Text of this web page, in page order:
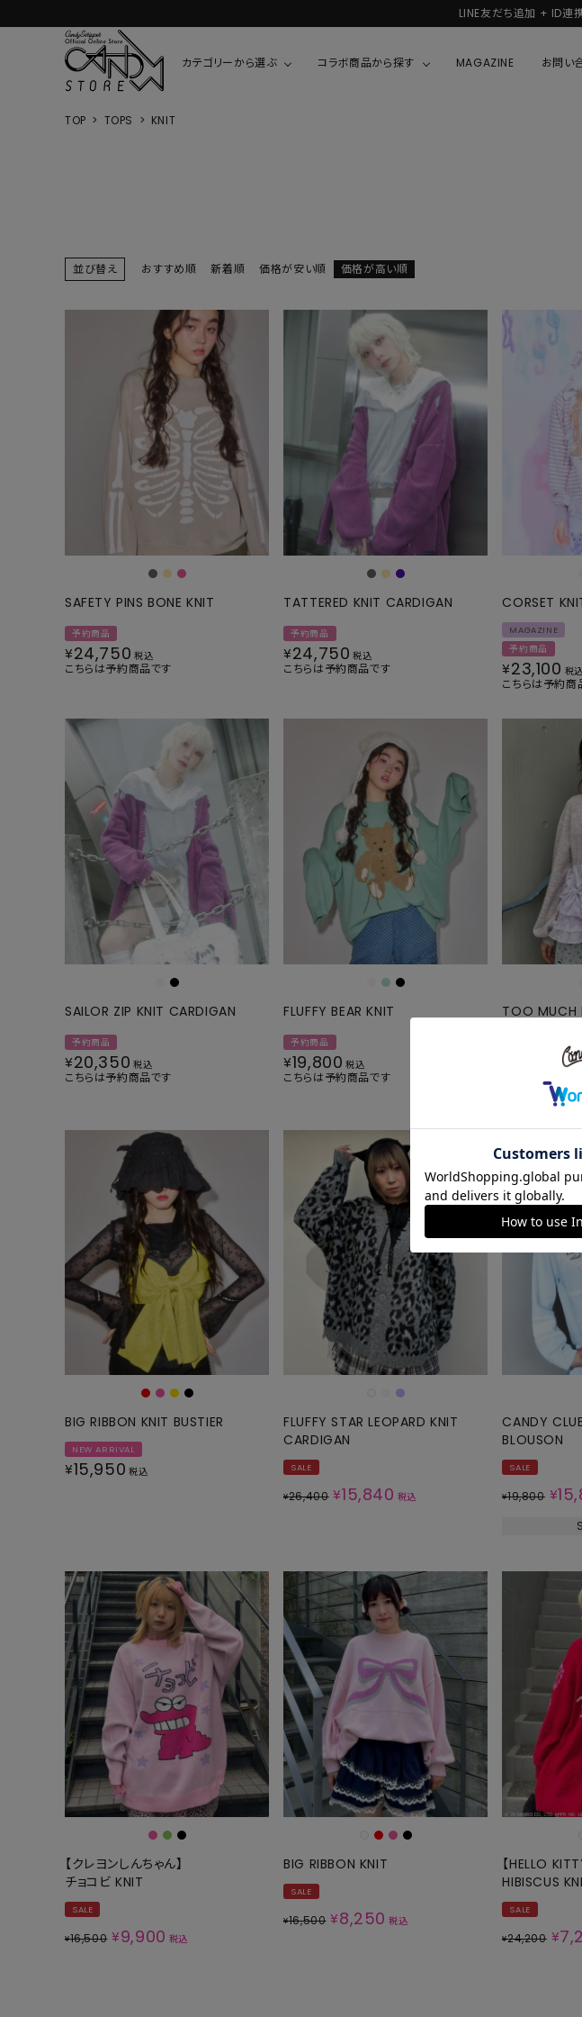
LINE友だち追加 + ID連
カテゴリーから選ぶ
SWEAT
ONE PIECE
JUMPER SKIRT
PANTS
ALL
DENIM
SHORT PANTS
PEPE
ALL
SALE
ALL
コラボ商品から探す
クレヨンしんちゃん
HELLO KITTY
MAGAZINE お問い
TOP TOPS KNIT
並び替え おすすめ順 新着順 価格が安い順 価格が高い順
SAFETY PINS BONE KNIT
予約商品
¥24,750 税込
こちらは予約商品です
TATTERED KNIT CARDIGAN
予約商品
¥24,750 税込
こちらは予約商品です
CORSET
MAGAZINE
予約商品
¥23,100 税込
こちらは予約商
SAILOR ZIP KNIT CARDIGAN
予約商品
¥20,350 税込
こちらは予約商品です
FLUFFY BEAR KNIT
予約商品
¥19,800 税込
こちらは予約商品です
TOO MUCH
19,800
こちらは予約
BIG RIBBON KNIT BUSTIER
NEW ARRIVAL
¥15,950 税込
FLUFFY STAR LEOPARD KNIT
CARDIGAN
SALE
¥26,400 ¥15,840 税込
CANDY
BLOUSON
SALE
¥19,800 ¥
【クレヨンしんちゃん】
チョコビ KNIT
SALE
¥16,500 ¥9,900 税込
BIG RIBBON KNIT
SALE
¥16,500 ¥8,250 税込
【HELLO
HIBISCUS
SALE
¥24,200 ¥